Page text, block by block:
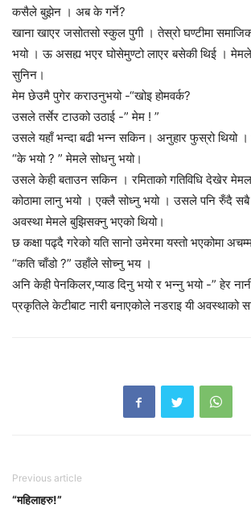
कसैले बुझेन । अब के गर्ने?
खाना खाएर जसोतसो स्कुल पुगी । तेस्रो घण्टीमा
भयो । ऊ असह्य भएर घोसेमुण्टो लाएर बसेकी थिई । मेमले
सुनिन।
मेम छेउमै पुगेर कराउनुभयो -“खोइ होमवर्क?
उसले तर्सेर टाउको उठाई -” मेम ! ”
उसले यहाँ भन्दा बढी भन्न सकिन। अनुहार फुस्रो थियो
“के भयो ? ” मेमले सोधनु भयो।
उसले केही बताउन सकिन । रमिताको गतिविधि देखेर
कोठामा लानु भयो । एक्लै सोध्नु भयो । उसले पनि रुँदै
अवस्था मेमले बुझिसक्नु भएको थियो।
छ कक्षा पढ्दै गरेको यति सानो उमेरमा यस्तो भएकोमा
“कति चाँडो ?” उहाँले सोच्नु भय ।
अनि केही पेनकिलर,प्याड दिनु भयो र भन्नु भयो -” हेर
प्रकृतिले केटीबाट नारी बनाएकोले नडराइ यी अवस्थाको
Previous article
“महिलाहरु!”